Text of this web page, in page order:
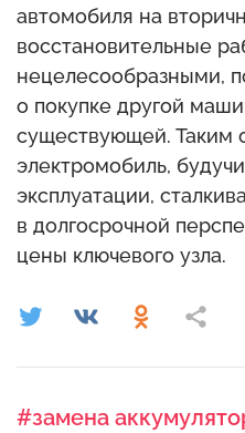
автомобиля на
восстановительные
нецелесообразными,
о покупке другой
существующей. Таким
электромобиль,
эксплуатации,
в долгосрочной
цены ключевого узла.
#замена